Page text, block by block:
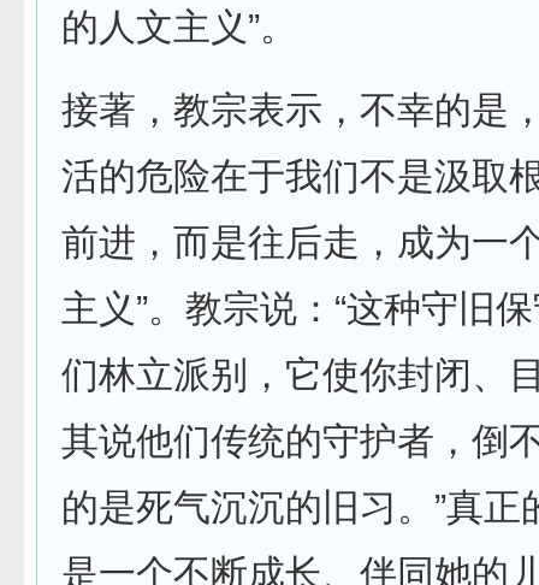
的人文主义”。
接著，教宗表示，不幸的是
活的危险在于我们不是汲取
前进，而是往后走，成为一
主义”。教宗说：“这种守旧
们林立派别，它使你封闭、
其说他们传统的守护者，倒
的是死气沉沉的旧习。”真正
是一个不断成长、伴同她的